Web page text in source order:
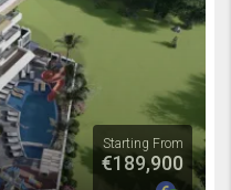
Starting From
€189,900